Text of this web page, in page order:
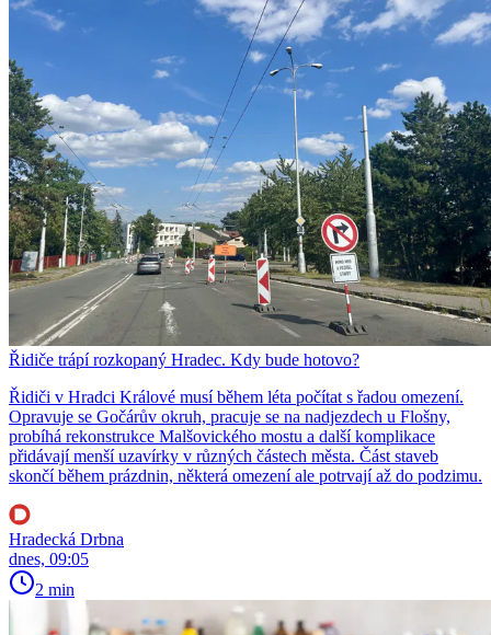
Řidiče trápí rozkopaný Hradec. Kdy bude hotovo?
Řidiči v Hradci Králové musí během léta počítat s řadou omezení.
Opravuje se Gočárův okruh, pracuje se na nadjezdech u Flošny,
probíhá rekonstrukce Malšovického mostu a další komplikace
přidávají menší uzavírky v různých částech města. Část staveb
skončí během prázdnin, některá omezení ale potrvají až do podzimu.
Hradecká Drbna
dnes, 09:05
2 min